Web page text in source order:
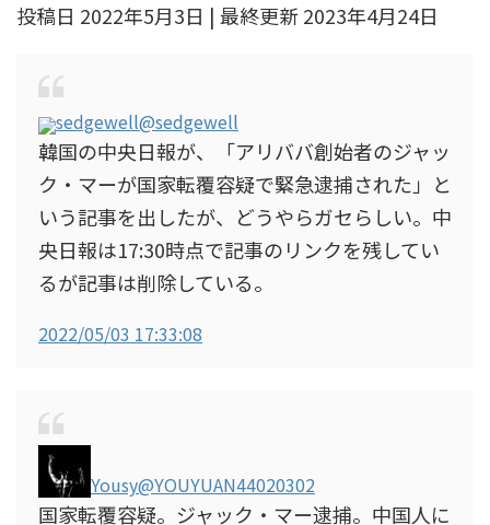
投稿日 2022年5月3日 | 最終更新 2023年4月24日
sedgewell@sedgewell
韓国の中央日報が、「アリババ創始者のジャッ
ク・マーが国家転覆容疑で緊急逮捕された」と
いう記事を出したが、どうやらガセらしい。中
央日報は17:30時点で記事のリンクを残してい
るが記事は削除している。
2022/05/03 17:33:08
Yousy@YOUYUAN44020302
国家転覆容疑。ジャック・マー逮捕。中国人に